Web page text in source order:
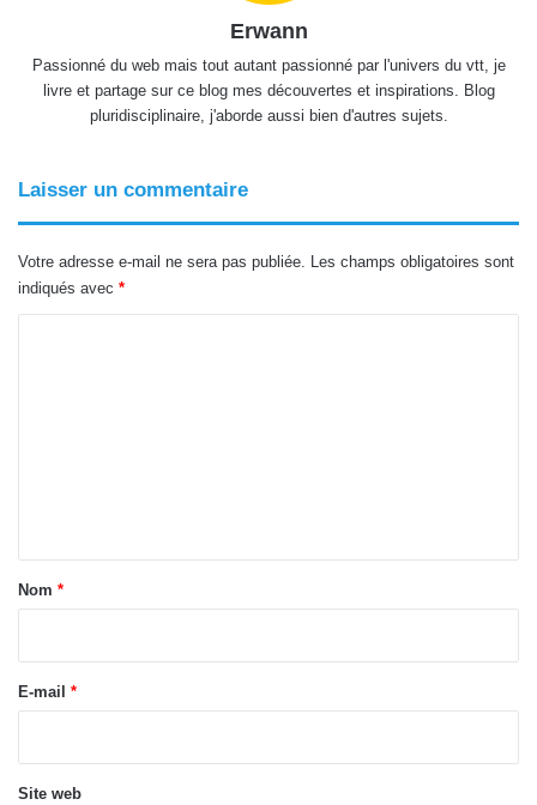
Erwann
Passionné du web mais tout autant passionné par l'univers du vtt, je
livre et partage sur ce blog mes découvertes et inspirations. Blog
pluridisciplinaire, j'aborde aussi bien d'autres sujets.
Laisser un commentaire
Votre adresse e-mail ne sera pas publiée. Les champs obligatoires sont
indiqués avec *
a
e
Nom *
E-mail *
Site web